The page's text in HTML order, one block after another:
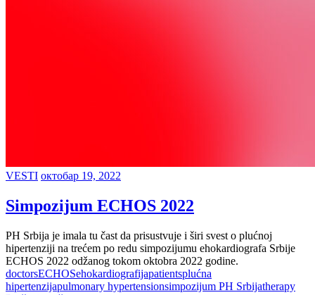
VESTI октобар 19, 2022
Simpozijum ECHOS 2022
PH Srbija je imala tu čast da prisustvuje i širi svest o plućnoj
hipertenziji na trećem po redu simpozijumu ehokardiografa Srbije
ECHOS 2022 odžanog tokom oktobra 2022 godine.
doctorsECHOSehokardiografijapatientsplućna
hipertenzijapulmonary hypertensionsimpozijum PH Srbijatherapy